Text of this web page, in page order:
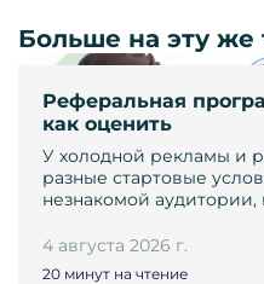
Реферальная
как оценить
У холодной рекламы и
разные стартовые
незнакомой аудитории,
4 августа 2026 г.
20 минут на чтение
Больше на эту же